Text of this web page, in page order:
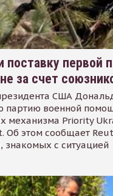
первой
за счет
США
партию военной
механизма Priority
Об этом сообщает
знакомых с ситуацией